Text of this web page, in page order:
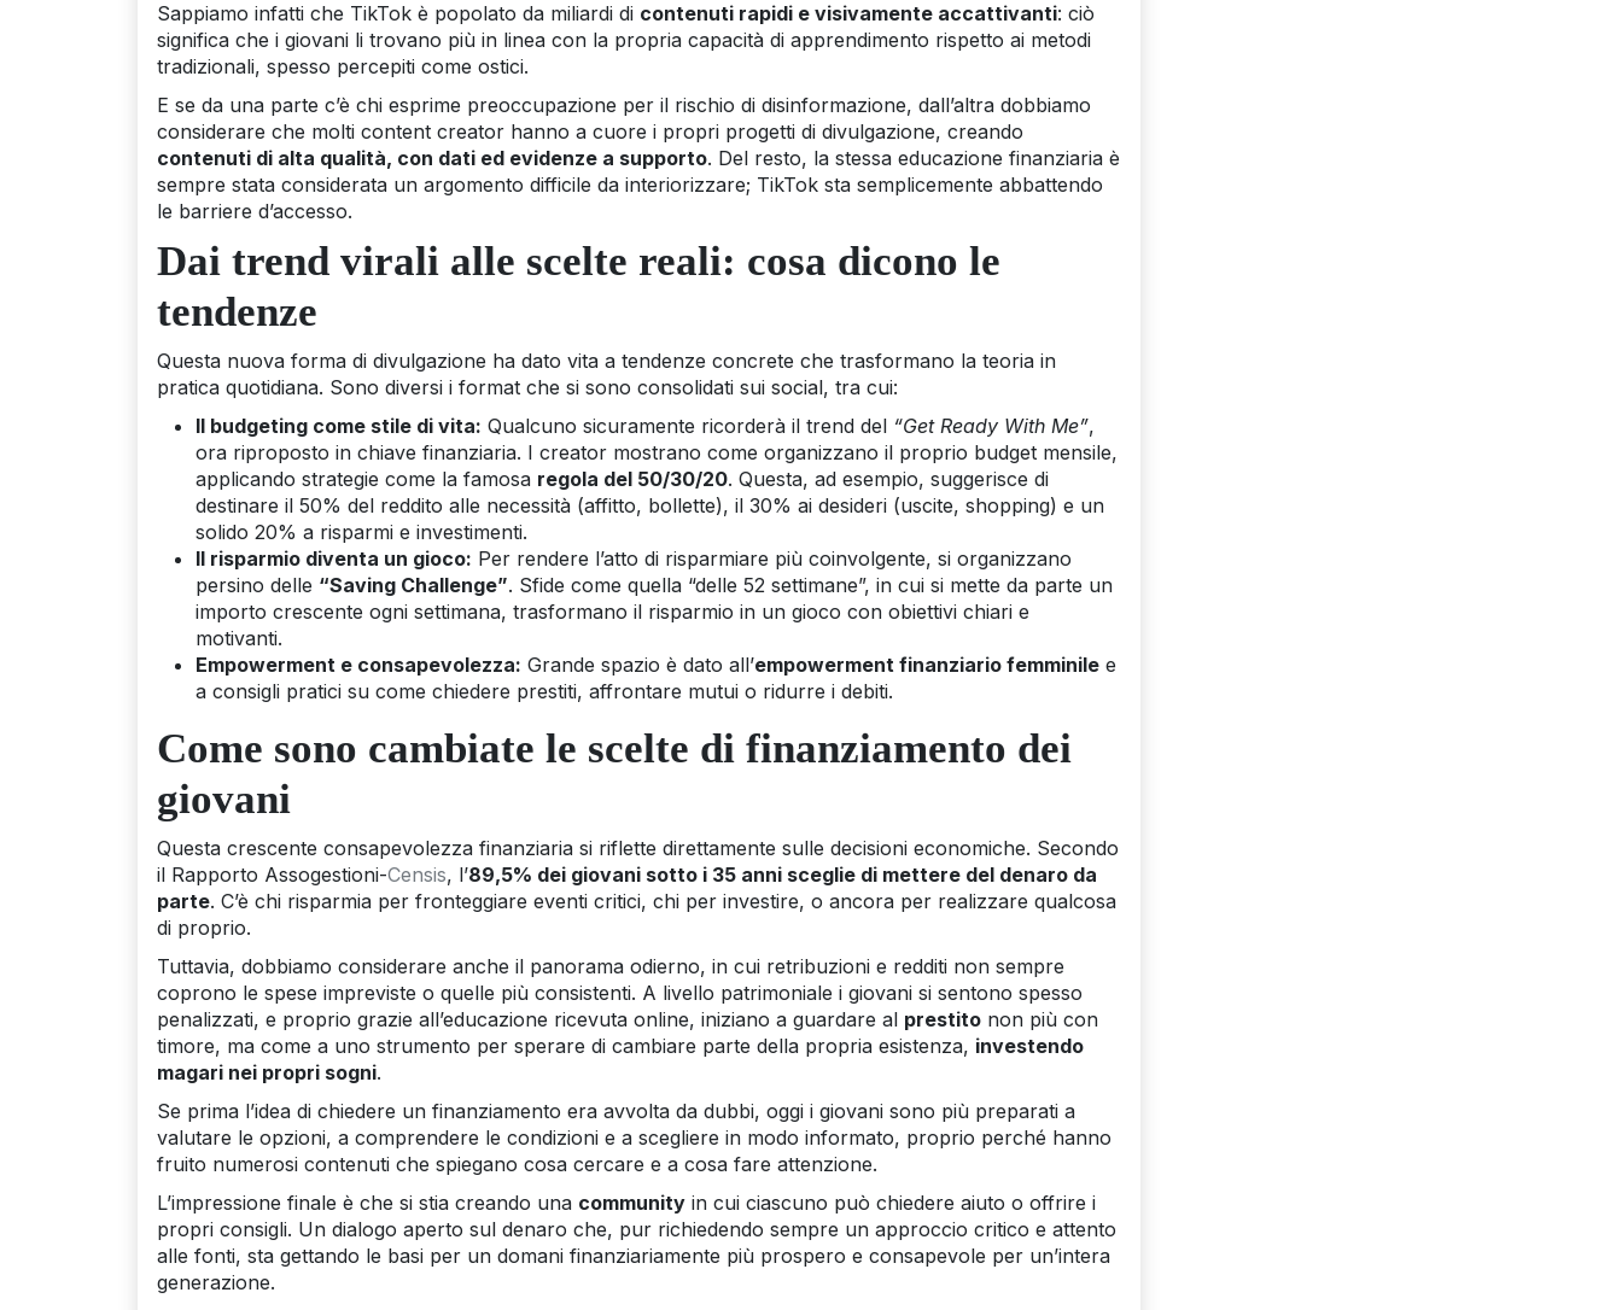
Sappiamo infatti che TikTok è popolato da miliardi di contenuti rapidi e visivamente accattivanti: ciò
significa che i giovani li trovano più in linea con la propria capacità di apprendimento rispetto ai metodi
tradizionali, spesso percepiti come ostici.
E se da una parte c’è chi esprime preoccupazione per il rischio di disinformazione, dall’altra dobbiamo
considerare che molti content creator hanno a cuore i propri progetti di divulgazione, creando
contenuti di alta qualità, con dati ed evidenze a supporto. Del resto, la stessa educazione finanziaria è
sempre stata considerata un argomento difficile da interiorizzare; TikTok sta semplicemente abbattendo
le barriere d’accesso.
Dai trend virali alle scelte reali: cosa dicono le
tendenze
Questa nuova forma di divulgazione ha dato vita a tendenze concrete che trasformano la teoria in
pratica quotidiana. Sono diversi i format che si sono consolidati sui social, tra cui:
Il budgeting come stile di vita: Qualcuno sicuramente ricorderà il trend del “Get Ready With Me”,
ora riproposto in chiave finanziaria. I creator mostrano come organizzano il proprio budget mensile,
applicando strategie come la famosa regola del 50/30/20. Questa, ad esempio, suggerisce di
destinare il 50% del reddito alle necessità (affitto, bollette), il 30% ai desideri (uscite, shopping) e un
solido 20% a risparmi e investimenti.
Il risparmio diventa un gioco: Per rendere l’atto di risparmiare più coinvolgente, si organizzano
persino delle “Saving Challenge”. Sfide come quella “delle 52 settimane”, in cui si mette da parte un
importo crescente ogni settimana, trasformano il risparmio in un gioco con obiettivi chiari e
motivanti.
Empowerment e consapevolezza: Grande spazio è dato all’empowerment finanziario femminile e
a consigli pratici su come chiedere prestiti, affrontare mutui o ridurre i debiti.
Come sono cambiate le scelte di finanziamento dei
giovani
Questa crescente consapevolezza finanziaria si riflette direttamente sulle decisioni economiche. Secondo
il Rapporto Assogestioni-Censis, l’89,5% dei giovani sotto i 35 anni sceglie di mettere del denaro da
parte. C’è chi risparmia per fronteggiare eventi critici, chi per investire, o ancora per realizzare qualcosa
di proprio.
Tuttavia, dobbiamo considerare anche il panorama odierno, in cui retribuzioni e redditi non sempre
coprono le spese impreviste o quelle più consistenti. A livello patrimoniale i giovani si sentono spesso
penalizzati, e proprio grazie all’educazione ricevuta online, iniziano a guardare al prestito non più con
timore, ma come a uno strumento per sperare di cambiare parte della propria esistenza, investendo
magari nei propri sogni.
Se prima l’idea di chiedere un finanziamento era avvolta da dubbi, oggi i giovani sono più preparati a
valutare le opzioni, a comprendere le condizioni e a scegliere in modo informato, proprio perché hanno
fruito numerosi contenuti che spiegano cosa cercare e a cosa fare attenzione.
L’impressione finale è che si stia creando una community in cui ciascuno può chiedere aiuto o offrire i
propri consigli. Un dialogo aperto sul denaro che, pur richiedendo sempre un approccio critico e attento
alle fonti, sta gettando le basi per un domani finanziariamente più prospero e consapevole per un’intera
generazione.